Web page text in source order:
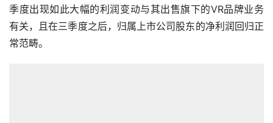
季度出现如此大幅的利润变动与其出售旗下的VR品牌业务
有关，且在三季度之后，归属上市公司股东的净利润回归正
常范畴。